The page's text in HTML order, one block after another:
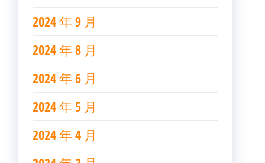
2024 年 9 月
2024 年 8 月
2024 年 6 月
2024 年 5 月
2024 年 4 月